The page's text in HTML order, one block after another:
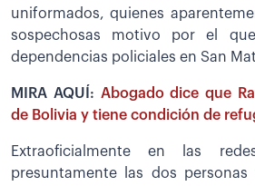
uniformados, quienes
sospechosas motivo por el
dependencias policiales en San
MIRA AQUÍ: Abogado dice que
de Bolivia y tiene condición de
Extraoficialmente en las
presuntamente las dos